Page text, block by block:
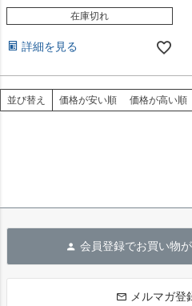
在庫切れ
詳細を見る
並び替え 価格が安い順 価格が高い順
会員登録でお買い物
メルマガ登